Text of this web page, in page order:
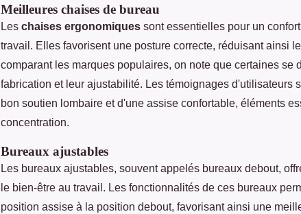
Meilleures chaises de bureau
Les chaises ergonomiques sont essentielles pour un
travail. Elles favorisent une posture correcte, réduisant ainsi
comparant les marques populaires, on note que certaines se
fabrication et leur ajustabilité. Les témoignages d'utilisateurs
bon soutien lombaire et d'une assise confortable, éléments
concentration.
Bureaux ajustables
Les bureaux ajustables, souvent appelés bureaux debout,
le bien-être au travail. Les fonctionnalités de ces bureaux
position assise à la position debout, favorisant ainsi une